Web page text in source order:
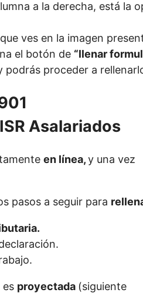
a la derecha, está la
ves en la imagen
el botón de “llenar
podrás proceder a
en línea,y una vez
pasos a seguir para
es proyectada (siguiente